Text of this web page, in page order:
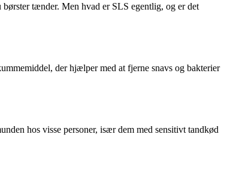
tænder. Men hvad er SLS egentlig, og er det
der hjælper med at fjerne snavs og bakterier
hos visse personer, især dem med sensitivt tandkød